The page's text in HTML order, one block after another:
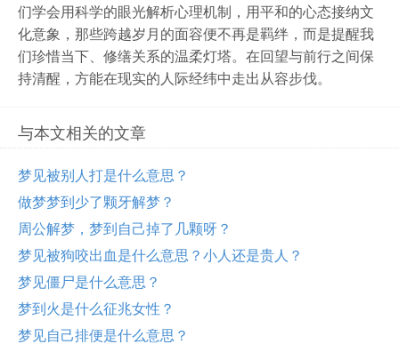
们学会用科学的眼光解析心理机制，用平和的心态接纳文
化意象，那些跨越岁月的面容便不再是羁绊，而是提醒我
们珍惜当下、修缮关系的温柔灯塔。在回望与前行之间保
持清醒，方能在现实的人际经纬中走出从容步伐。
与本文相关的文章
梦见被别人打是什么意思？
做梦梦到少了颗牙解梦？
周公解梦，梦到自己掉了几颗呀？
梦见被狗咬出血是什么意思？小人还是贵人？
梦见僵尸是什么意思？
梦到火是什么征兆女性？
梦见自己排便是什么意思？